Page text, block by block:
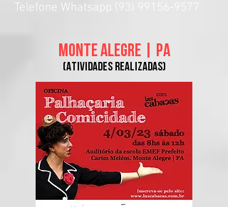
Telefone Whatsapp (93) 99156-9577
MONTE ALEGRE | PA
(Atividades real izadas)